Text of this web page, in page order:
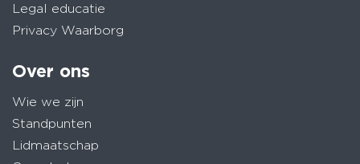
Legal educatie
Privacy Waarborg
Over ons
Wie we zijn
Standpunten
Lidmaatschap